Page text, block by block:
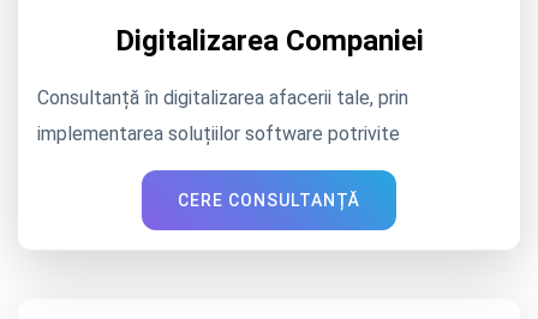
Digitalizarea Companiei
Consultanță în digitalizarea afacerii tale, prin
implementarea soluțiilor software potrivite
CERE CONSULTANȚĂ